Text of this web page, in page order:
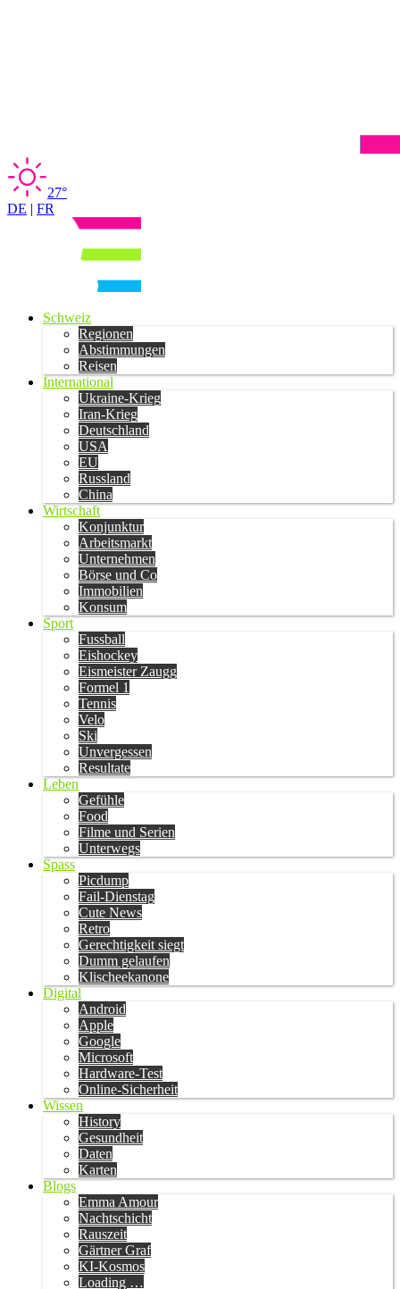
27°
DE | FR
Schweiz
Regionen
Abstimmungen
Reisen
International
Ukraine-Krieg
Iran-Krieg
Deutschland
USA
EU
Russland
China
Wirtschaft
Konjunktur
Arbeitsmarkt
Unternehmen
Börse und Co
Immobilien
Konsum
Sport
Fussball
Eishockey
Eismeister Zaugg
Formel 1
Tennis
Velo
Ski
Unvergessen
Resultate
Leben
Gefühle
Food
Filme und Serien
Unterwegs
Spass
Picdump
Fail-Dienstag
Cute News
Retro
Gerechtigkeit siegt
Dumm gelaufen
Klischeekanone
Digital
Android
Apple
Google
Microsoft
Hardware-Test
Online-Sicherheit
Wissen
History
Gesundheit
Daten
Karten
Blogs
Emma Amour
Nachtschicht
Rauszeit
Gärtner Graf
KI-Kosmos
Loading …